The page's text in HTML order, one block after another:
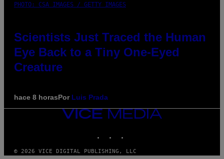
PHOTO: CSA IMAGES / GETTY IMAGES
Scientists Just Traced the Human
Eye Back to a Tiny One-Eyed
Creature
hace 8 horasPor Luis Prada
VICE
MEDIA
© 2026 VICE DIGITAL PUBLISHING, LLC